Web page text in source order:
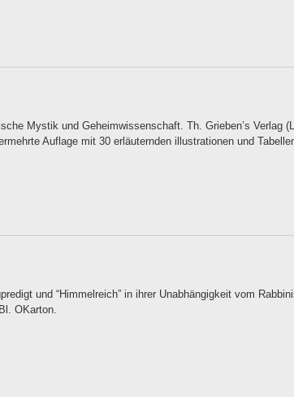
Mystik und Geheimwissenschaft. Th. Grieben’s Verlag
Auflage mit 30 erläuternden illustrationen und
und “Himmelreich” in ihrer Unabhängigkeit vom
OKarton.